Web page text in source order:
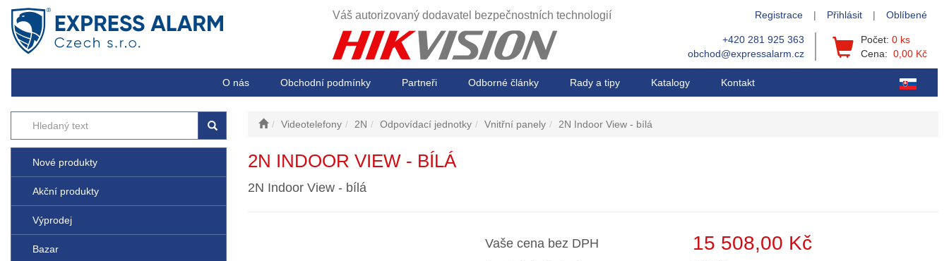
Váš autorizovaný dodavatel bezpečnostních technologií Registrace | Přihlásit | Oblíbené
+420 281 925 363
obchod@expressalarm.cz
Počet: 0 ks
Cena: 0,00 Kč
O nás Obchodní podmínky Partneři Odborné články Rady a tipy Katalogy Kontakt
Nové produkty
Akční produkty
Výprodej
Bazar
Videotelefony 2N Odpovídací jednotky Vnitřní panely 2N Indoor View - bílá
2N INDOOR VIEW - BÍLÁ
2N Indoor View - bílá
Vaše cena bez DPH 15 508,00 Kč